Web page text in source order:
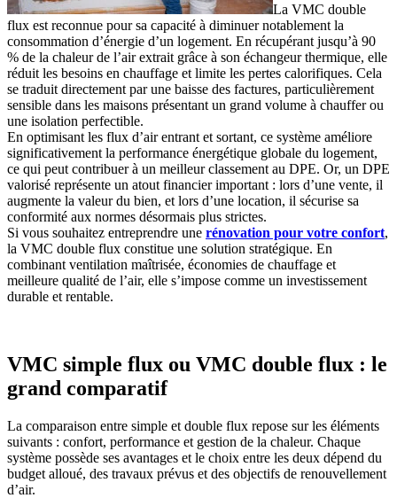
La VMC double
flux est reconnue pour sa capacité à diminuer notablement la
consommation d’énergie d’un logement. En récupérant jusqu’à 90
% de la chaleur de l’air extrait grâce à son échangeur thermique, elle
réduit les besoins en chauffage et limite les pertes calorifiques. Cela
se traduit directement par une baisse des factures, particulièrement
sensible dans les maisons présentant un grand volume à chauffer ou
une isolation perfectible.
En optimisant les flux d’air entrant et sortant, ce système améliore
significativement la performance énergétique globale du logement,
ce qui peut contribuer à un meilleur classement au DPE. Or, un DPE
valorisé représente un atout financier important : lors d’une vente, il
augmente la valeur du bien, et lors d’une location, il sécurise sa
conformité aux normes désormais plus strictes.
Si vous souhaitez entreprendre une rénovation pour votre confort,
la VMC double flux constitue une solution stratégique. En
combinant ventilation maîtrisée, économies de chauffage et
meilleure qualité de l’air, elle s’impose comme un investissement
durable et rentable.
VMC simple flux ou VMC double flux : le
grand comparatif
La comparaison entre simple et double flux repose sur les éléments
suivants : confort, performance et gestion de la chaleur. Chaque
système possède ses avantages et le choix entre les deux dépend du
budget alloué, des travaux prévus et des objectifs de renouvellement
d’air.